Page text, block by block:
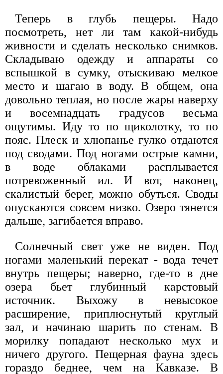
Теперь в глубь пещеры. Надо
посмотреть, нет ли там какой-нибудь
живности и сделать несколько снимков.
Складываю одежду и аппараты со
вспышкой в сумку, отыскиваю мелкое
место и шагаю в воду. В общем, она
довольно теплая, но после жары наверху
и восемнадцать градусов весьма
ощутимы. Иду то по щиколотку, то по
пояс. Плеск и хлюпанье гулко отдаются
под сводами. Под ногами острые камни,
в воде облаками расплывается
потревоженный ил. И вот, наконец,
скалистый берег, можно обуться. Своды
опускаются совсем низко. Озеро тянется
дальше, загибается вправо.
Солнечный свет уже не виден. Под
ногами маленький перекат - вода течет
внутрь пещеры; наверно, где-то в дне
озера бьет глубинный карстовый
источник. Выхожу в невысокое
расширение, приплюснутый круглый
зал, и начинаю шарить по стенам. В
морилку попадают несколько мух и
ничего другого. Пещерная фауна здесь
гораздо беднее, чем на Кавказе. В